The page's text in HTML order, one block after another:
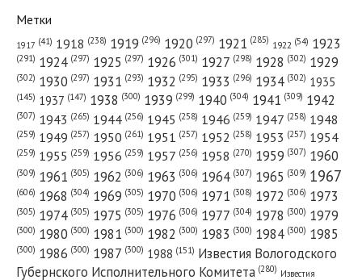
№ 138 от июня 1967 года — «Красный Север»
№ 190 от августа 1968 года — «Красный Север»
Метки
1917 (41) 1918 (238) 1919 (296) 1920 (297) 1921 (285) 1922 (54) 1923
(291) 1924 (297) 1925 (297) 1926 (301) 1927 (298) 1928 (302) 1929
(302) 1930 (297) 1931 (293) 1932 (295) 1933 (296) 1934 (302) 1935
(145) 1937 (147) 1938 (300) 1939 (299) 1940 (304) 1941 (309) 1942
(307) 1943 (265) 1944 (256) 1945 (258) 1946 (259) 1947 (258) 1948
(259) 1949 (257) 1950 (261) 1951 (257) 1952 (258) 1953 (257) 1954
(259) 1955 (259) 1956 (259) 1957 (256) 1958 (270) 1959 (307) 1960
(309) 1961 (305) 1962 (306) 1963 (306) 1964 (307) 1965 (309) 1967
(606) 1968 (304) 1969 (305) 1970 (306) 1971 (308) 1972 (306) 1973
(305) 1974 (305) 1975 (305) 1976 (306) 1977 (304) 1978 (300) 1979
(300) 1980 (300) 1981 (300) 1982 (300) 1983 (300) 1984 (300) 1985
(300) 1986 (300) 1987 (300) 1988 (151) Известия Вологодского
Губернского Исполнительного Комитета (280) Известия